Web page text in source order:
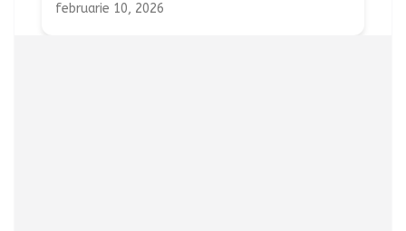
februarie 10, 2026